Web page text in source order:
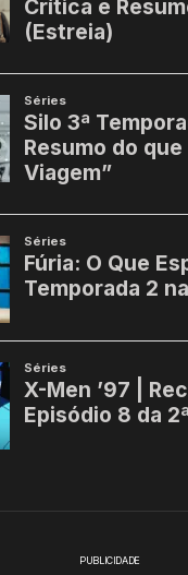
PUBLICIDADE